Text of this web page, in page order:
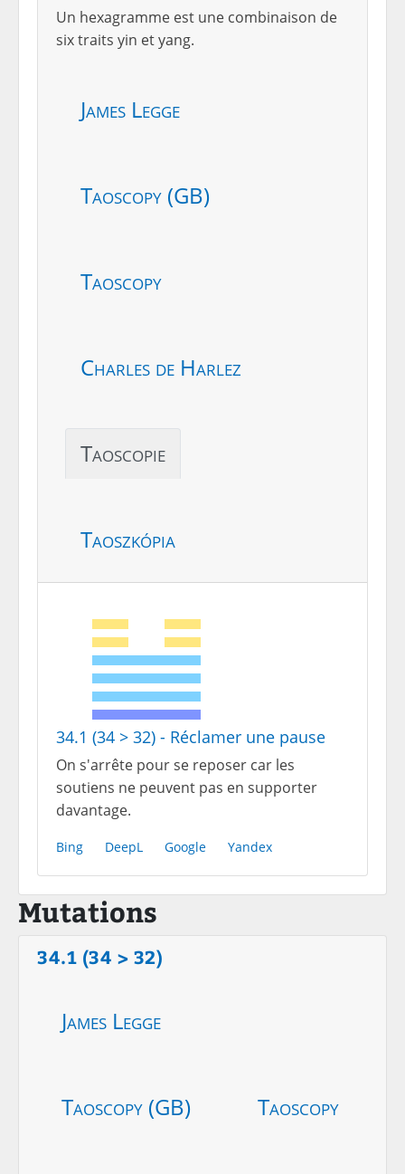
Un hexagramme est une combinaison de
six traits yin et yang.
James Legge
Taoscopy (GB)
Taoscopy
Charles de Harlez
Taoscopie
Taoszkópia
34.1 (34 > 32) - Réclamer une pause
On s'arrête pour se reposer car les
soutiens ne peuvent pas en supporter
davantage.
Bing DeepL Google Yandex
Mutations
34.1 (34 > 32)
James Legge
Taoscopy (GB) Taoscopy